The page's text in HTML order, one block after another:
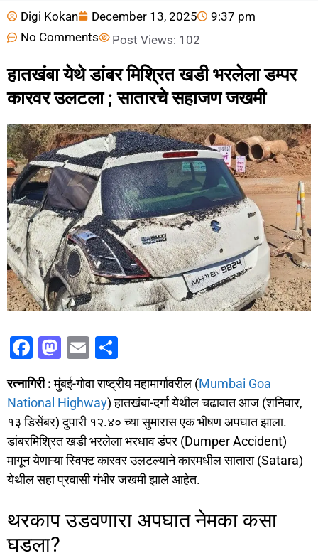
Digi Kokan December 13, 2025
9:37 pm
No Comments
Post Views: 102
हातखंबा येथे डांबर मिश्रित खडी भरलेला डम्पर
कारवर उलटला ; सातारचे सहाजण जखमी
F
a
c
e
b
o
o
M
a
st
o
d
o
n
E
ai
l
h
ar
e
रत्नागिरी :मुंबई-गोवा राष्ट्रीय महामार्गावरील (Mumbai Goa
National Highway) हातखंबा-दर्गा येथील चढावात आज (शनिवार,
१३ डिसेंबर) दुपारी १२.४० च्या सुमारास एक भीषण अपघात झाला.
डांबरमिश्रित खडी भरलेला भरधाव डंपर (Dumper Accident)
मागून येणाऱ्या स्विफ्ट कारवर उलटल्याने कारमधील सातारा (Satara)
येथील सहा प्रवासी गंभीर जखमी झाले आहेत.
​थरकाप उडवणारा अपघात नेमका कसा
घडला?